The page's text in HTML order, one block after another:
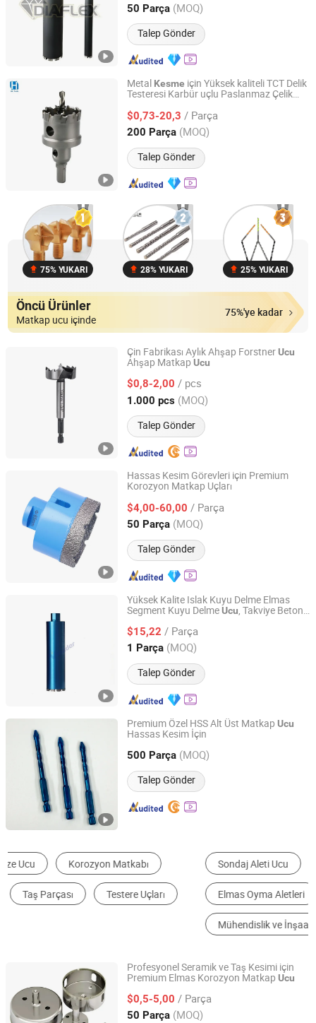
50 Parça (MOQ)
Talep Gönder
Zhejiang, China Fiyat 2024
Metal Kesme için Yüksek kaliteli TCT Delik
Testeresi Karbür uçlu Paslanmaz Çelik
Delmeucu12 mm Delik Açıcı
$0,73-20,3 / Parça
200 Parça (MOQ)
Talep Gönder
JIANGSU HAOKE MATERIAL TECH CO.,LTD
Jiangsu, China Fiyat 2024
75% YUKARI 28% YUKARI 25% YUKARI
Öncü Ürünler
Matkap ucu içinde
75%'ye kadar
Çin Fabrikası Aylık Ahşap ForstnerUcu
Ahşap Matkap Ucu
$0,8-2,00 / pcs
1.000 pcs (MOQ)
Talep Gönder
Hangzhou Anka Cemented Carbide Tools Co., Ltd.
Zhejiang, China Fiyat 2011
Hassas Kesim Görevleri için Premium
Korozyon Matkap Uçları
$4,00-60,00 / Parça
50 Parça (MOQ)
Talep Gönder
Diaflex (Changxing) Tools Co., Ltd.
Zhejiang, China Fiyat 2024
Yüksek Kalite Islak Kuyu Delme Elmas
Segment Kuyu DelmeUcu , Takviye Betonu
Segmentleri ile
$15,22 / Parça
1 Parça (MOQ)
Talep Gönder
Hangzhou Vleader Tools Co., Ltd.
Zhejiang, China Fiyat 2025
Premium Özel HSS Alt Üst Matkap Ucu
Hassas Kesim İçin
500 Parça (MOQ)
Talep Gönder
Yueqing Green Arrow Tools Co., Ltd
Zhejiang, China Fiyat 2024
Sondaj Aleti Ucu Maden Makine Parçaları
Elmas Oyma Aletleri Makine Tezgahı Aksesuarları
Metal İşleme Makine Parçaları
Profesyonel Seramik ve Taş Kesimi için
Premium Elmas Korozyon Matkap Ucu
$0,5-5,00 / Parça
50 Parça (MOQ)
Diaflex (Changxing) Tools Co., Ltd.
Zhejiang, China Fiyat 2024